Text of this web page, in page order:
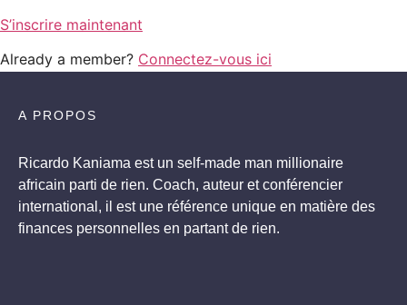
S’inscrire maintenant
Already a member? Connectez-vous ici
A PROPOS
Ricardo Kaniama est un self-made man millionaire
africain parti de rien. Coach, auteur et conférencier
international, il est une référence unique en matière des
finances personnelles en partant de rien.